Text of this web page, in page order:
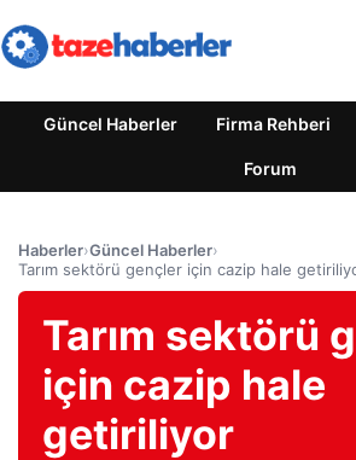
Güncel Haberler Firma Rehberi
Forum
Haberler›Güncel Haberler›
Tarım sektörü gençler için cazip hale
Tarım sektörü
için cazip hale
getiriliyor